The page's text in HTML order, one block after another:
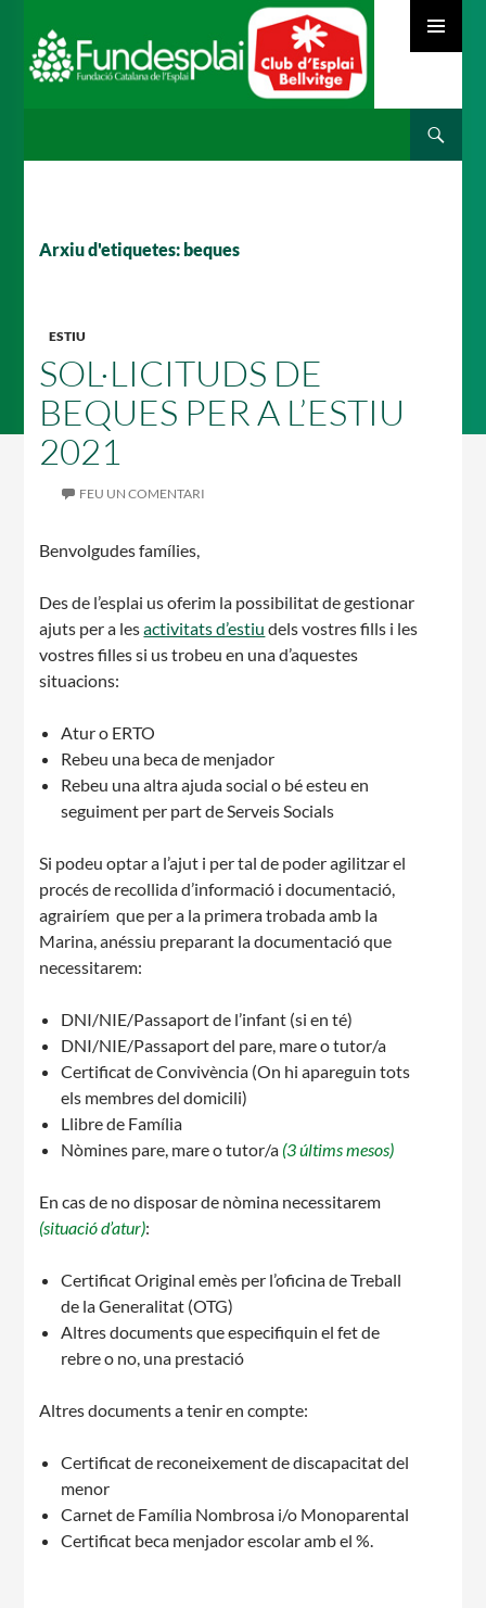
Arxiu d'etiquetes: beques
ESTIU
SOL·LICITUDS DE
BEQUES PER A L’ESTIU
2021
FEU UN COMENTARI
Benvolgudes famílies,
Des de l’esplai us oferim la possibilitat de gestionar
ajuts per a lesactivitats d’estiu dels vostres fills i les
vostres filles si us trobeu en una d’aquestes
situacions:
Atur o ERTO
Rebeu una beca de menjador
Rebeu una altra ajuda social o bé esteu en
seguiment per part de Serveis Socials
Si podeu optar a l’ajut i per tal de poder agilitzar el
procés de recollida d’informació i documentació,
agrairíem que per a la primera trobada amb la
Marina, anéssiu preparant la documentació que
necessitarem:
DNI/NIE/Passaport de l’infant (si en té)
DNI/NIE/Passaport del pare, mare o tutor/a
Certificat de Convivència (On hi apareguin tots
els membres del domicili)
Llibre de Família
Nòmines pare, mare o tutor/a (3 últims mesos)
En cas de no disposar de nòmina necessitarem
(situació d’atur):
Certificat Original emès per l’oficina de Treball
de la Generalitat (OTG)
Altres documents que especifiquin el fet de
rebre o no, una prestació
Altres documents a tenir en compte:
Certificat de reconeixement de discapacitat del
menor
Carnet de Família Nombrosa i/o Monoparental
Certificat beca menjador escolar amb el %.
MÓN ESCOLAR
CASES DE COLÒNIES
ACCIÓ SOCIAL I JOVES
ESPLAIS
SUPORT TERCER SECTOR
CONEIX FUNDESPLAI
L'equip
Els comptes clars
Memòria d'activitats
Notícies
Butlletins